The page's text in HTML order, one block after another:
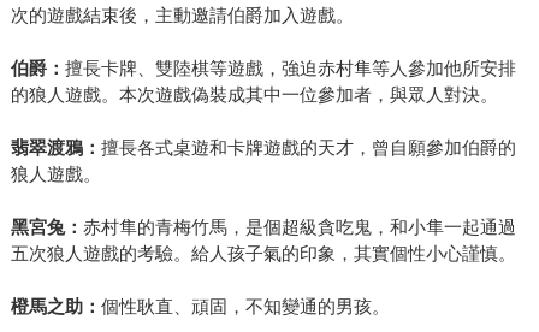
次的遊戲結束後，主動邀請伯爵加入遊戲。
伯爵： 擅長卡牌、雙陸棋等遊戲，強迫赤村隼等人參加他所安排
的狼人遊戲。本次遊戲偽裝成其中一位參加者，與眾人對決。
翡翠渡鴉： 擅長各式桌遊和卡牌遊戲的天才，曾自願參加伯爵的
狼人遊戲。
黑宮兔： 赤村隼的青梅竹馬，是個超級貪吃鬼，和小隼一起通過
五次狼人遊戲的考驗。給人孩子氣的印象，其實個性小心謹慎。
橙馬之助： 個性耿直、頑固，不知變通的男孩。